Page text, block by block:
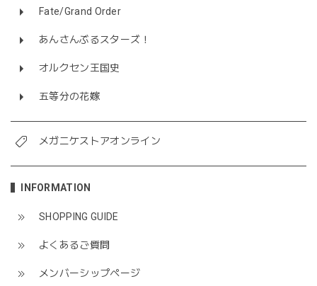
Fate/Grand Order
あんさんぶるスターズ！
オルクセン王国史
五等分の花嫁
メガニケストアオンライン
INFORMATION
SHOPPING GUIDE
よくあるご質問
メンバーシップページ